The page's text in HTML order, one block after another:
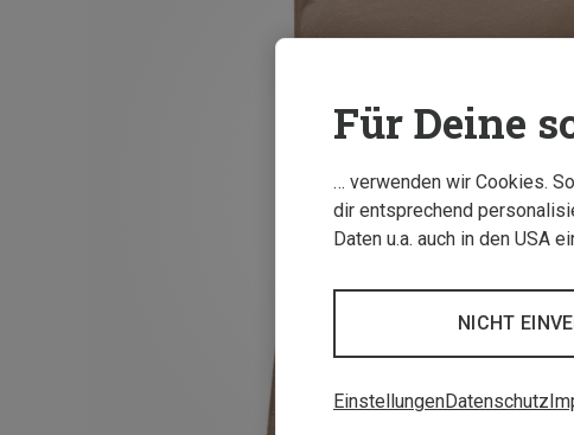
Für Deine
… verwenden wir Cookies.
dir entsprechend
Daten u.a. auch in den USA
NICHT
EinstellungenDatenschutz